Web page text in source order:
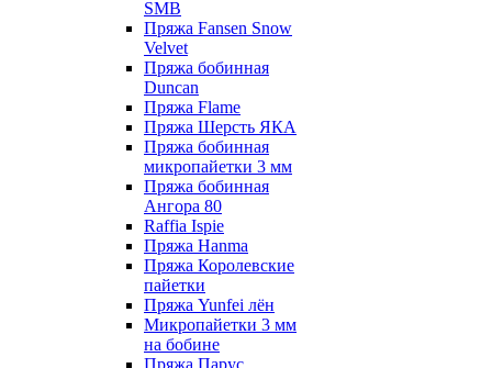
SMB
Пряжа Fansen Snow
Velvet
Пряжа бобинная
Duncan
Пряжа Flame
Пряжа Шерсть ЯКА
Пряжа бобинная
микропайетки 3 мм
Пряжа бобинная
Ангора 80
Raffia Ispie
Пряжа Hanma
Пряжа Королевские
пайетки
Пряжа Yunfei лён
Микропайетки 3 мм
на бобине
Пряжа Парус